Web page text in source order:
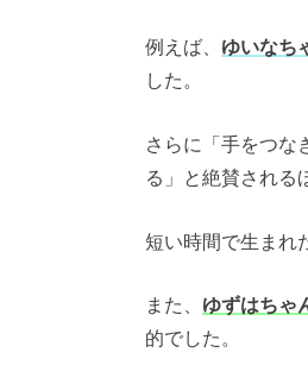
例えば、 ゆいなち
した。
さらに「手をつな
る」と絶賛される
短い時間で生まれ
また、 ゆずはちゃ
的でした。